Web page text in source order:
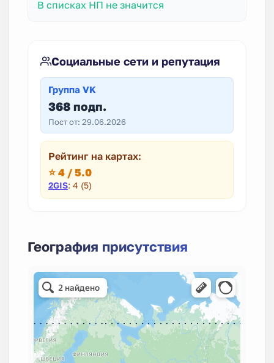
В списках НП не значится
Социальные сети и репутация
Группа VK
368 подп.
Пост от: 29.06.2026
Рейтинг на картах:
⭐ 4 / 5.0
2GIS: 4 (5)
География присутствия